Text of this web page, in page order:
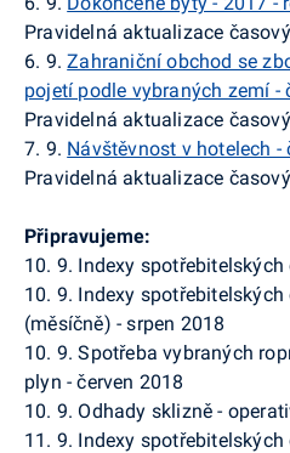
Pravidelná aktualizace
6. 9.Zahraniční obchod se
pojetí podle vybraných zemí -
Pravidelná aktualizace
7. 9. Návštěvnost v hotelech -
Pravidelná aktualizace
Připravujeme:
10. 9. Indexy
10. 9. Indexy
(měsíčně) - srpen 2018
10. 9. Spotřeba vybraných
plyn - červen 2018
10. 9. Odhady sklizně -
11. 9. Indexy